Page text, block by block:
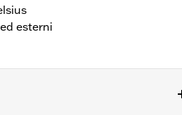
esterni